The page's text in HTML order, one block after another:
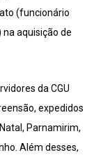
(funcionário
aquisição de
da CGU
expedidos
Parnamirim,
Além desses,